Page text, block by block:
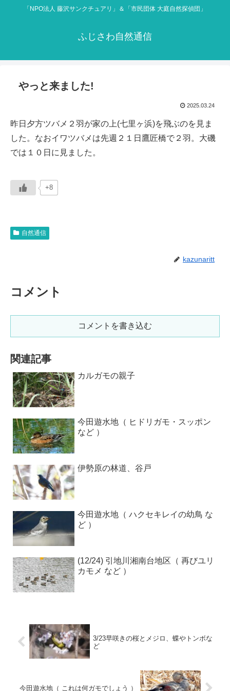
「NPO法人 藤沢サンクチュアリ」＆「市民団体 大庭自然探偵団」
ふじさわ自然通信
やっと来ました!
2025.03.24
昨日夕方ツバメ２羽が家の上(七里ヶ浜)を飛ぶのを見ま
した。なおイワツバメは先週２１日鷹匠橋で２羽。大磯
では１０日に見ました。
+8
自然通信
kazunaritt
コメント
コメントを書き込む
関連記事
カルガモの親子
今田遊水地（ ヒドリガモ・スッポン
など ）
伊勢原の林道、谷戸
今田遊水地（ ハクセキレイの幼鳥 な
ど ）
(12/24) 引地川湘南台地区（ 再びユリ
カモメ など ）
3/23早咲きの桜とメジロ、蝶やトンボな
ど
今田遊水地（ これは何ガモでしょう ）